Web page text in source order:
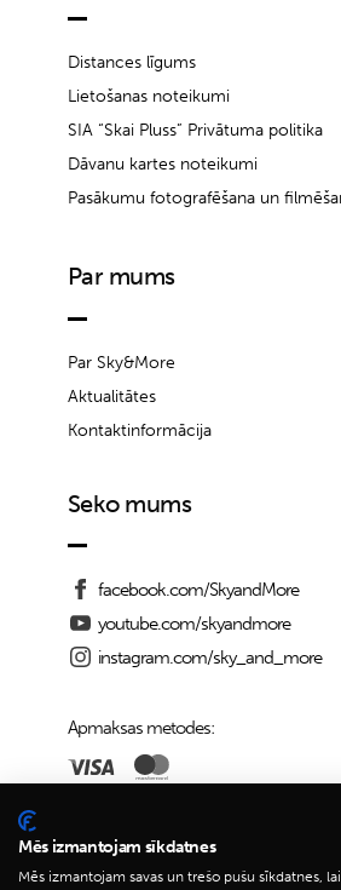
Distances līgums
Lietošanas noteikumi
SIA “Skai Pluss” Privātuma politika
Dāvanu kartes noteikumi
Pasākumu fotografēšana un
Par mums
Par Sky&More
Aktualitātes
Kontaktinformācija
Seko mums
facebook.com/SkyandMore
youtube.com/skyandmore
instagram.com/sky_and_more
Apmaksas metodes:
Piegādes iespējas:
Mēs izmantojam sīkdatnes
Mēs izmantojam savas un trešo pušu sīkdatnes,